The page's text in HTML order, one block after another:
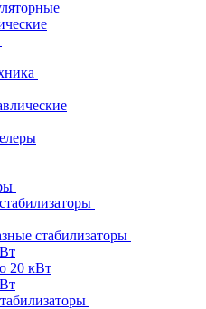
стабилизаторы
20 кВт